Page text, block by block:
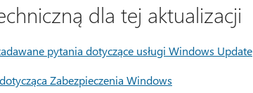
dla tej aktualizacji
pytania dotyczące usługi Windows Update
Zabezpieczenia Windows